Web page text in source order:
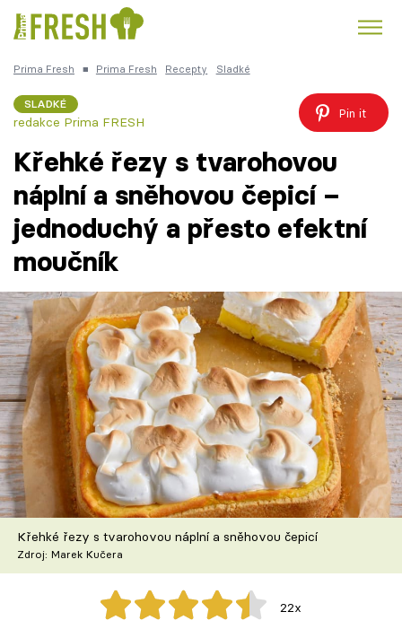
Česká kuchyně Čokoláda
Témata
Články
TV Program
Škola vaření
Recepty z TV
Speciál: Cuketa
Těhotnej kuchař
Sledujte prima+
Prima Fresh ■ Prima Fresh Recepty Sladké
SLADKÉ
redakce Prima FRESH
Pin it
Křehké řezy s tvarohovou
náplní a sněhovou čepicí –
jednoduchý a přesto efektní
moučník
Křehké řezy s tvarohovou náplní a sněhovou čepicí
Zdroj: Marek Kučera
22x